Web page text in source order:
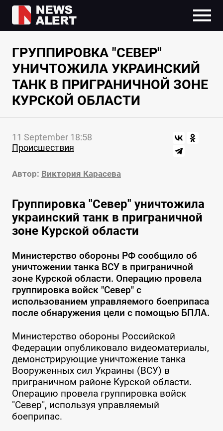
ГРУППИРОВКА "СЕВЕР"
УНИЧТОЖИЛА УКРАИНСКИЙ
ТАНК В ПРИГРАНИЧНОЙ ЗОНЕ
КУРСКОЙ ОБЛАСТИ
11 September 18:58
Происшествия
Автор: Виктория Карасева
Группировка "Север" уничтожила
украинский танк в приграничной
зоне Курской области
Министерство обороны РФ сообщило об
уничтожении танка ВСУ в приграничной
зоне Курской области. Операцию провела
группировка войск "Север" с
использованием управляемого боеприпаса
после обнаружения цели с помощью БПЛА.
Министерство обороны Российской
Федерации опубликовало видеоматериалы,
демонстрирующие уничтожение танка
Вооруженных сил Украины (ВСУ) в
приграничном районе Курской области.
Операцию провела группировка войск
"Север", используя управляемый
боеприпас.